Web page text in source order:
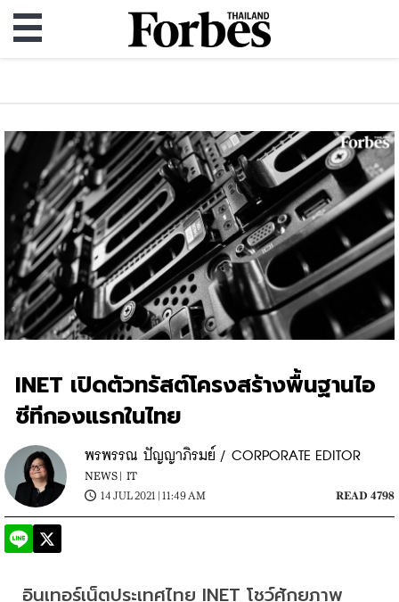
INET เปิดตัวทรัสต์โครงสร้างพื้นฐานไอ
ซีทีกองแรกในไทย
พรพรรณ ปัญญาภิรมย์ / CORPORATE EDITOR
NEWS | IT
14 JUL 2021 | 11:49 AM
READ 4798
อินเทอร์เน็ตประเทศไทย INET โชว์ศักยภาพ